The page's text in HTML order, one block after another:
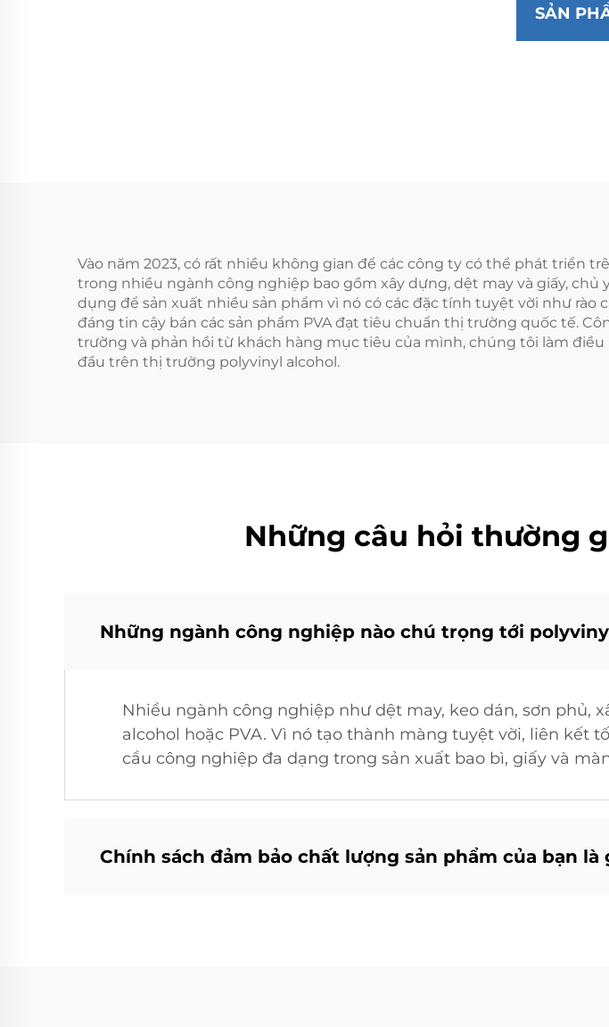
SẢN
Vào năm 2023, có rất nhiều không gian để các công ty có thể phát triển
trong nhiều ngành công nghiệp bao gồm xây dựng, dệt may và giấy, chủ
dụng để sản xuất nhiều sản phẩm vì nó có các đặc tính tuyệt vời như
đáng tin cậy bán các sản phẩm PVA đạt tiêu chuẩn thị trường quốc tế.
trường và phản hồi từ khách hàng mục tiêu của mình, chúng tôi làm
đầu trên thị trường polyvinyl alcohol.
Những câu hỏi thường
Những ngành công nghiệp nào chú trọng tới
Nhiều ngành công nghiệp như dệt may, keo dán, sơn phủ,
alcohol hoặc PVA. Vì nó tạo thành màng tuyệt vời, liên kết
cầu công nghiệp đa dạng trong sản xuất bao bì, giấy và
Chính sách đảm bảo chất lượng sản phẩm của bạn là